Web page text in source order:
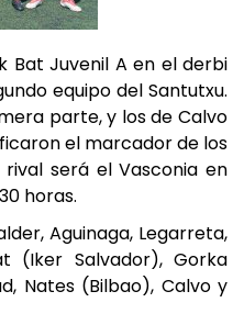
Bat Juvenil A en el derbi
equipo del Santutxu.
parte, y los de Calvo
el marcador de los
rival será el Vasconia en
horas.
Aguinaga, Legarreta,
(Iker Salvador), Gorka
Nates (Bilbao), Calvo y